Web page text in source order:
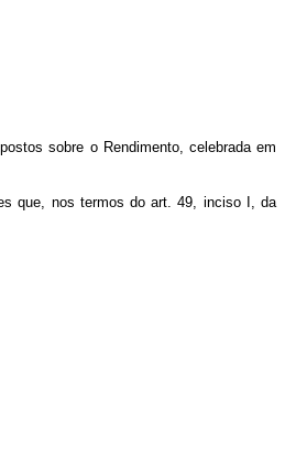
sobre o Rendimento, celebrada em
que, nos termos do art. 49, inciso I, da